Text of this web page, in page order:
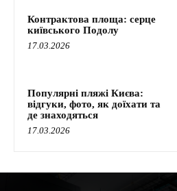
Контрактова площа: серце
київського Подолу
17.03.2026
Популярні пляжі Києва:
відгуки, фото, як доїхати та
де знаходяться
17.03.2026